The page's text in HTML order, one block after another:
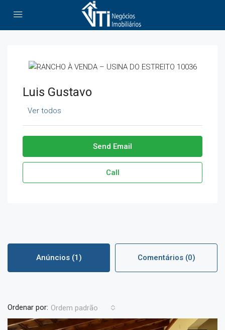
Luis Gustavo
Ver todos
Send Email
Call
Anúncios (1) Comentários (0)
Ordenar por: Ordem padrão